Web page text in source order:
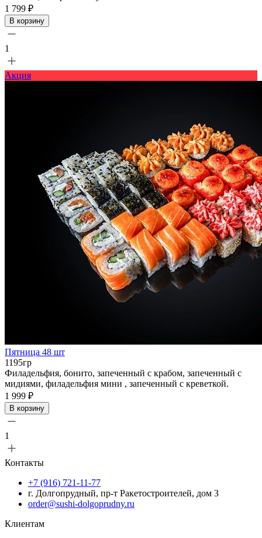
1 799 ₽
В корзину
1
Акция
Пятница 48 шт
1195гр
Филадельфия, бонито, запеченный с крабом, запеченный с
мидиями, филадельфия мини , запеченный с креветкой.
1 999 ₽
В корзину
1
Контакты
+7 (916) 721-11-77
г. Долгопрудный, пр-т Ракетостроителей, дом 3
order@sushi-dolgoprudny.ru
Клиентам